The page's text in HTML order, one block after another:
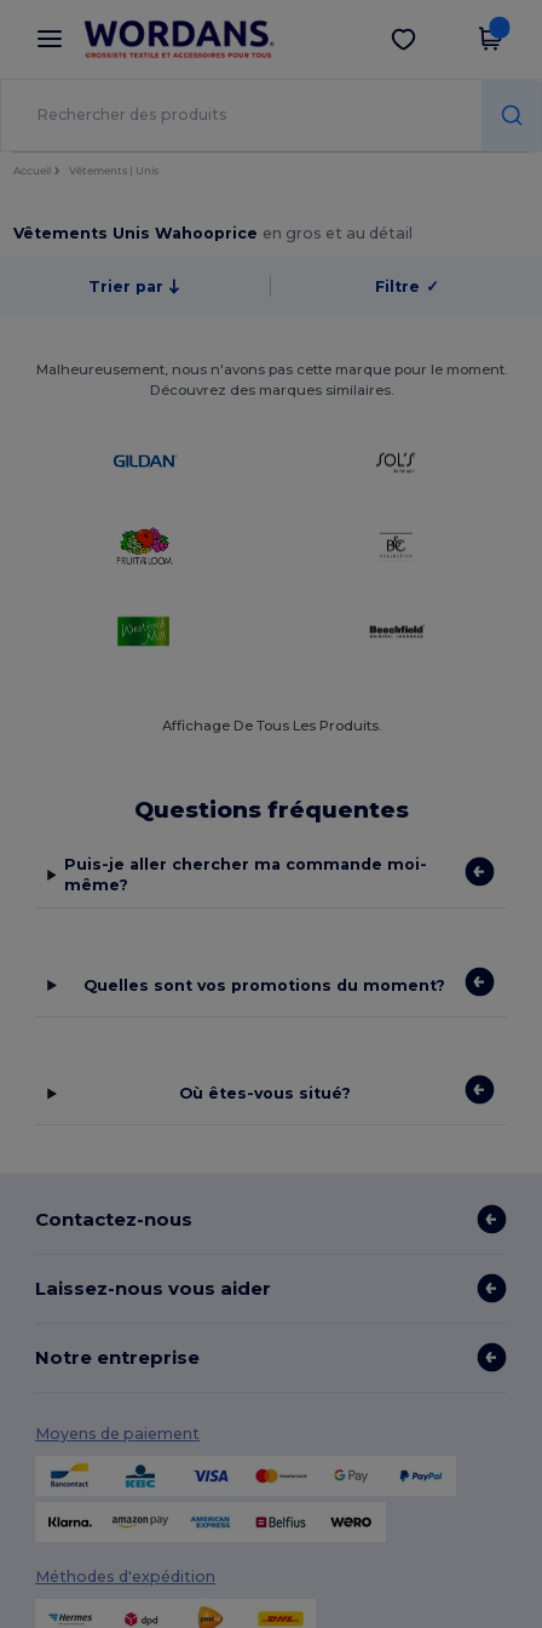
× Appli Wordans
Meilleurs prix sur l’app !
Obtenir l'appli
Accueil Vêtements | Unis
Vêtements Unis Wahooprice en gros et au détail
Trier par Filtre ✓
Malheureusement, nous n'avons pas cette marque pour le moment.
Découvrez des marques similaires.
Affichage De Tous Les Produits.
Questions fréquentes
Puis-je aller chercher ma commande moi-
même?
Quelles sont vos promotions du moment?
Où êtes-vous situé?
Contactez-nous
Laissez-nous vous aider
Notre entreprise
Moyens de paiement
Méthodes d'expédition